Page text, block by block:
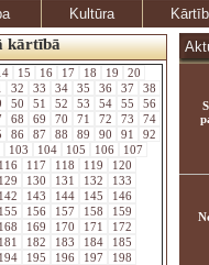
Kultūra
kārtībā
15 16 17 18 19
20
32 33 34 35 36 37
38
50 51 52 53 54 55
56
68 69 70 71 72 73
74
86 87 88 89 90 91
92
103 104 105 106
107
116 117 118 119
120
129 130 131 132
133
142 143 144 145
146
155 156 157 158
159
168 169 170 171
172
181 182 183 184
185
194 195 196 197
198